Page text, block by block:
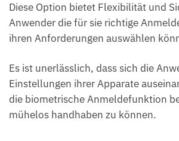
Diese Option bietet Flexibilität und
Anwender die für sie richtige
ihren Anforderungen auswählen
Es ist unerlässlich, dass sich die
Einstellungen ihrer Apparate
die biometrische Anmeldefunktion
mühelos handhaben zu können.